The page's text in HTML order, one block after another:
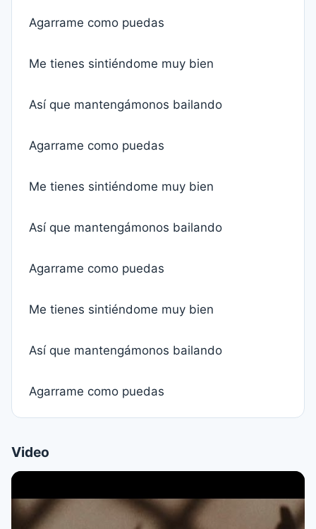
Agarrame como puedas
Me tienes sintiéndome muy bien
Así que mantengámonos bailando
Agarrame como puedas
Me tienes sintiéndome muy bien
Así que mantengámonos bailando
Agarrame como puedas
Me tienes sintiéndome muy bien
Así que mantengámonos bailando
Agarrame como puedas
Video